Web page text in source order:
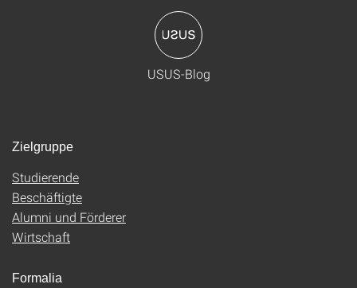
USUS-Blog
Zielgruppe
Studierende
Beschäftigte
Alumni und Förderer
Wirtschaft
Formalia